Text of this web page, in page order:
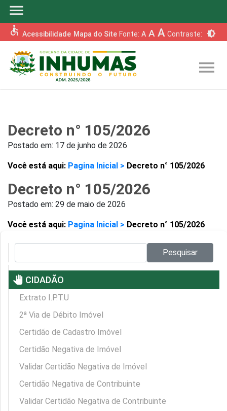
menu
accessible Acessibilidade Mapa do Site Fonte: A A A Contraste: brightness_6
menu
Decreto n° 105/2026
Postado em: 17 de junho de 2026
Você está aqui: Pagina Inicial > Decreto n° 105/2026
Decreto n° 105/2026
Postado em: 29 de maio de 2026
Você está aqui: Pagina Inicial > Decreto n° 105/2026
Pesquisar
pan_tool CIDADÃO
Extrato I.P.T.U
2ª Via de Débito Imóvel
Certidão de Cadastro Imóvel
Certidão Negativa de Imóvel
Validar Certidão Negativa de Imóvel
Certidão Negativa de Contribuinte
Validar Certidão Negativa de Contribuinte